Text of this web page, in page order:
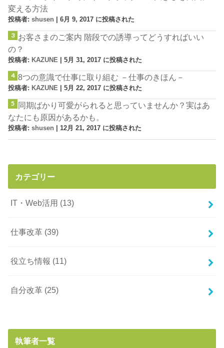
変える方法
投稿者:shusen |6月 9, 2017 に投稿された
お客さまのご案内 階段での誘導ってどうすればいい
の？
投稿者: KAZUNE |5月 31, 2017 に投稿された
8つの意識で仕事に取り組む －仕事のきほん－
投稿者: KAZUNE |5月 22, 2017 に投稿された
同期ばかり可愛がられると思っていませんか？実はあ
なたにも原因があるかも。
投稿者:shusen |12月 21, 2017 に投稿された
カテゴリー
IT・Web活用 (13)
仕事改革 (39)
役立ち情報 (11)
自分改革 (25)
執筆者一覧